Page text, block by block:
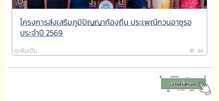
โครงการส่งเสริมภูมิปัญญาท้องถิ่น ประเพณีกวนอาซูรอ
ประจำปี 2569
ดูเพิ่มเติม 44